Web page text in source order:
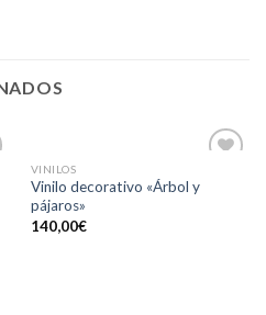
VINILOS
Vinilo decorativo «Árbol y
pájaros»
140,00€